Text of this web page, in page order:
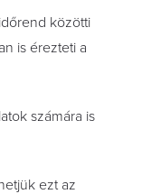
közötti
is érezteti a
számára is
ezt az